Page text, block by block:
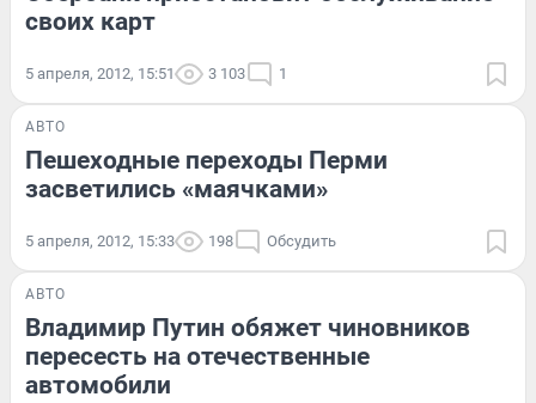
своих карт
5 апреля, 2012, 15:51 3 103 1
АВТО
Пешеходные переходы Перми
засветились «маячками»
5 апреля, 2012, 15:33 198 Обсудить
АВТО
Владимир Путин обяжет чиновников
пересесть на отечественные
автомобили